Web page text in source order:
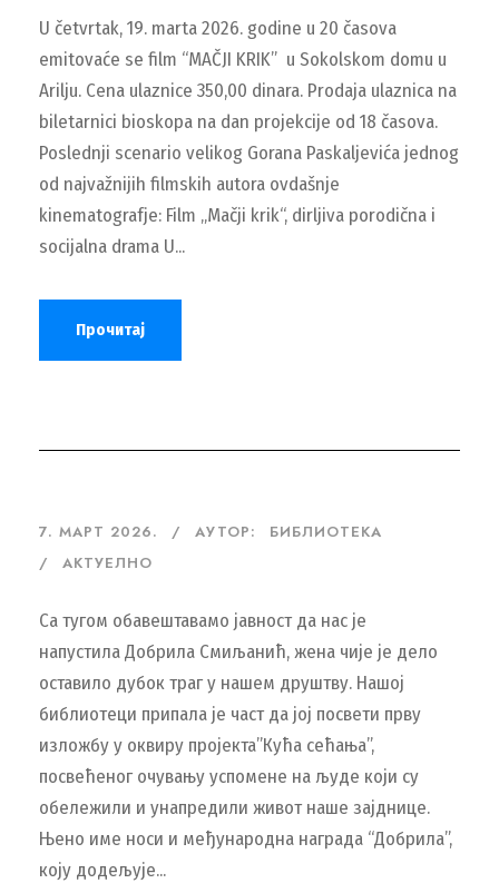
U četvrtak, 19. marta 2026. godine u 20 časova
emitovaće se film “MAČJI KRIK” u Sokolskom domu u
Arilju. Cena ulaznice 350,00 dinara. Prodaja ulaznica na
biletarnici bioskopa na dan projekcije od 18 časova.
Poslednji scenario velikog Gorana Paskaljevića jednog
od najvažnijih filmskih autora ovdašnje
kinematografje: Film „Mačji krik“, dirljiva porodična i
socijalna drama U...
Прочитај
7. МАРТ 2026. АУТОР:
БИБЛИОТЕКА
АКТУЕЛНО
Са тугом обавештавамо јавност да нас је
напустила Добрила Смиљанић, жена чије је дело
оставило дубок траг у нашем друштву. Нашој
библиотеци припала је част да јој посвети прву
изложбу у оквиру пројекта”Кућа сећања”,
посвећеног очувању успомене на људе који су
обележили и унапредили живот наше зајднице.
Њено име носи и међународна награда “Добрила”,
коју додељује...